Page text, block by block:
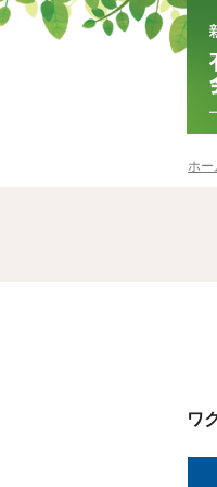
ホー
ワ